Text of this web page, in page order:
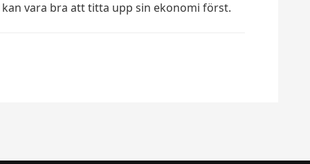
vara bra att titta upp sin ekonomi först.